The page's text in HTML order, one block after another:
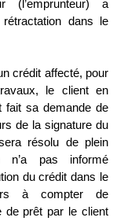
(l’emprunteur) a
dans le
crédit affecté, pour
le client en
fait sa demande de
de la signature du
résolu de plein
pas informé
du crédit dans le
à compter de
de prêt par le client